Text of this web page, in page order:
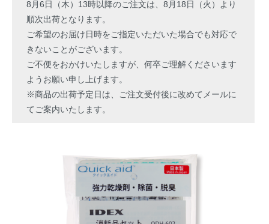
8月6日（木）13時以降のご注文は、8月18日（火）より
順次出荷となります。
ご希望のお届け日時をご指定いただいた場合でも対応で
きないことがございます。
ご不便をおかけいたしますが、何卒ご理解くださいます
ようお願い申し上げます。
※商品の出荷予定日は、ご注文受付後に改めてメールに
てご案内いたします。